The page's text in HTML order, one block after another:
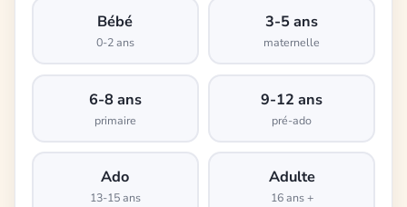
Bébé
0-2 ans
3-5 ans
maternelle
6-8 ans
primaire
9-12 ans
pré-ado
Ado
13-15 ans
Adulte
16 ans +